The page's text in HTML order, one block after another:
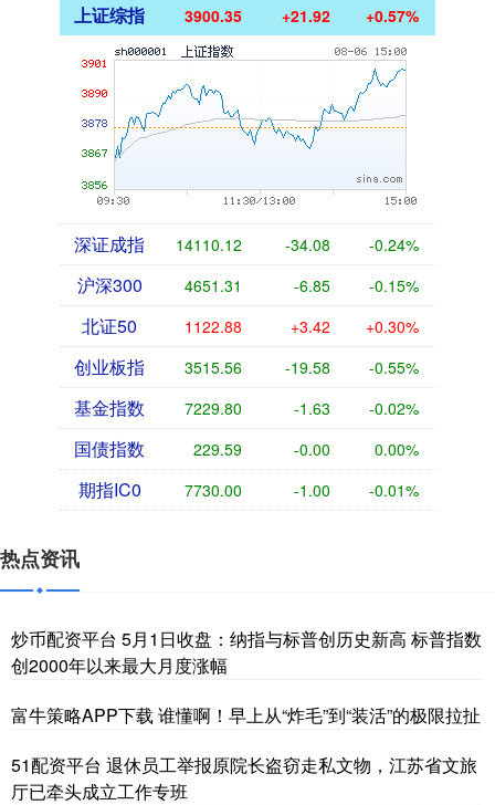
上证综指 3900.35 +21.92 +0.57%
深证成指 14110.12 -34.08 -0.24%
沪深300 4651.31 -6.85 -0.15%
北证50 1122.88 +3.42 +0.30%
创业板指 3515.56 -19.58 -0.55%
基金指数 7229.80 -1.63 -0.02%
国债指数 229.59 -0.00 0.00%
期指IC0 7730.00 -1.00 -0.01%
热点资讯
炒币配资平台 5月1日收盘：纳指与标普创历史新高 标普指数
创2000年以来最大月度涨幅
富牛策略APP下载 谁懂啊！早上从“炸毛”到“装活”的极限拉扯
51配资平台 退休员工举报原院长盗窃走私文物，江苏省文旅
厅已牵头成立工作专班